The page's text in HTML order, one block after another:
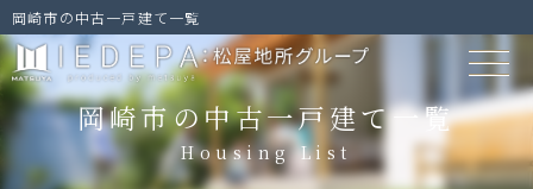
岡崎市の中古一戸建て一覧
岡崎市の中古一戸建て一覧